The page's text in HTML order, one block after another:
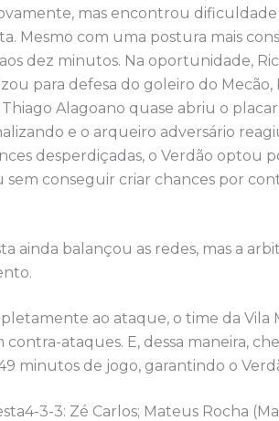
mas encontrou
Mesmo com uma postura mais
dez minutos. Na oportunidade,
para defesa do goleiro do Mecão,
Alagoano quase abriu o
e o arqueiro adversário
desperdiçadas, o Verdão optou
sem conseguir criar chances por
ainda balançou as redes, mas a
ao ataque, o time da Vila
ataques. E, dessa maneira,
minutos de jogo, garantindo o
3-3: Zé Carlos; Mateus Rocha